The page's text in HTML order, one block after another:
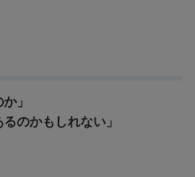
」
のかもしれない」